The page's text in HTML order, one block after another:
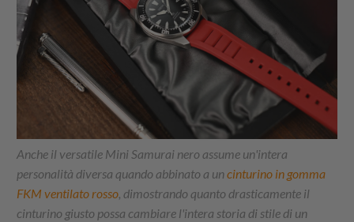
Anche il versatile Mini Samurai nero assume un'intera
personalità diversa quando abbinato a uncinturino in gomma
FKM ventilato rosso, dimostrando quanto drasticamente il
cinturino giusto possa cambiare l'intera storia di stile di un